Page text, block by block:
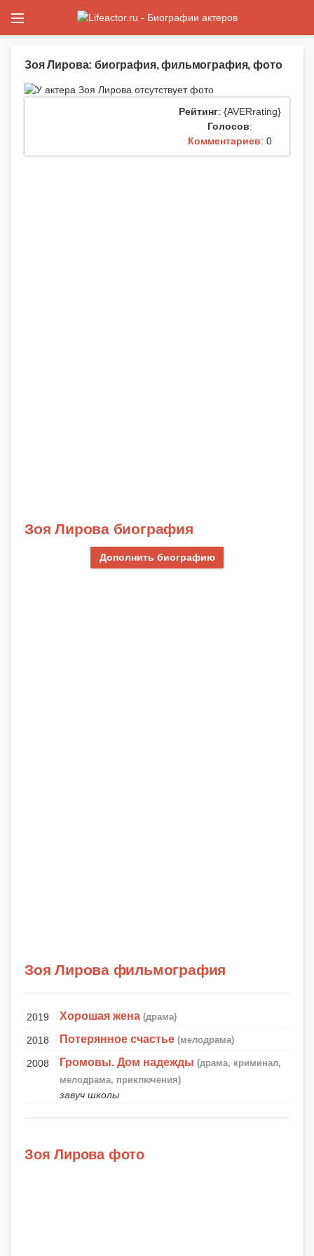
Зоя Лирова: биография, фильмография, фото
Рейтинг: {AVERrating}
Голосов:
Комментариев: 0
Зоя Лирова биография
Дополнить биографию
Зоя Лирова фильмография
2019 Хорошая жена (драма)
2018 Потерянное счастье (мелодрама)
2008 Громовы. Дом надежды (драма, криминал,
мелодрама, приключения)
завуч школы
Зоя Лирова фото